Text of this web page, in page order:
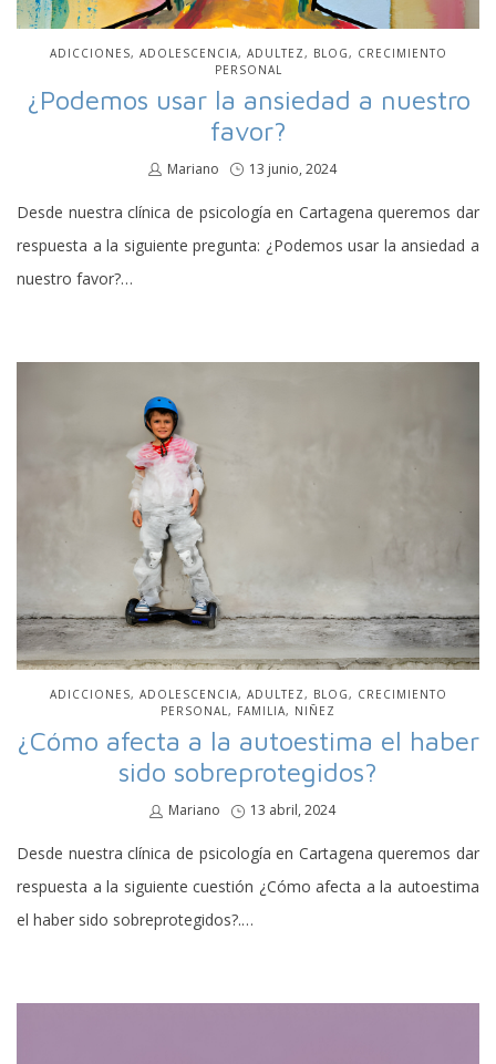
PUBLICADO
ADICCIONES ADOLESCENCIA ADULTEZ BLOG
CRECIMIENTO
PERSONAL
¿Podemos usar la ansiedad a nuestro
favor?
por
Mariano
Publicado
13 junio, 2024
Desde nuestra clínica de psicología en Cartagena queremos dar
respuesta a la siguiente pregunta: ¿Podemos usar la ansiedad a
nuestro favor?…
PUBLICADO
ADICCIONES ADOLESCENCIA ADULTEZ BLOG
CRECIMIENTO
PERSONAL
FAMILIA NIÑEZ
¿Cómo afecta a la autoestima el haber
sido sobreprotegidos?
por
Mariano
Publicado
13 abril, 2024
Desde nuestra clínica de psicología en Cartagena queremos dar
respuesta a la siguiente cuestión ¿Cómo afecta a la autoestima
el haber sido sobreprotegidos?.…